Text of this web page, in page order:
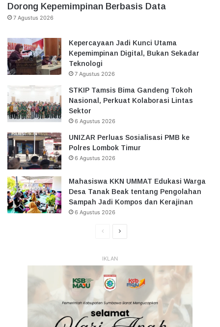
Dorong Kepemimpinan Berbasis Data
7 Agustus 2026
Kepercayaan Jadi Kunci Utama
Kepemimpinan Digital, Bukan Sekadar
Teknologi
7 Agustus 2026
STKIP Tamsis Bima Gandeng Tokoh
Nasional, Perkuat Kolaborasi Lintas
Sektor
6 Agustus 2026
UNIZAR Perluas Sosialisasi PMB ke
Polres Lombok Timur
6 Agustus 2026
Mahasiswa KKN UMMAT Edukasi Warga
Desa Tanak Beak tentang Pengolahan
Sampah Jadi Kompos dan Kerajinan
6 Agustus 2026
HalamanHalaman
IKLAN